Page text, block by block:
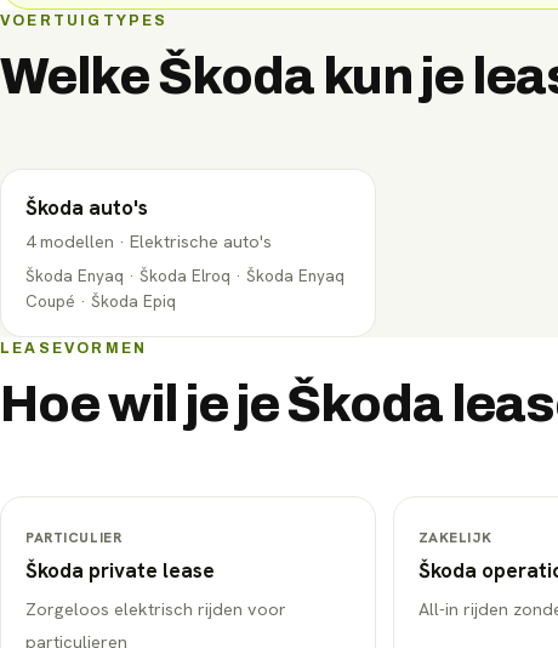
VOERTUIGTYPES
WelkeŠkodakun je
Škoda auto's
4 modellen · Elektrische auto's
Škoda Enyaq · Škoda Elroq · Škoda Enyaq
Coupé · Škoda Epiq
LEASEVORMEN
Hoe wil je jeŠkoda
PARTICULIER
Škoda private lease
Zorgeloos elektrisch rijden voor
particulieren
ZAKELIJK
Škoda
All-in rijden